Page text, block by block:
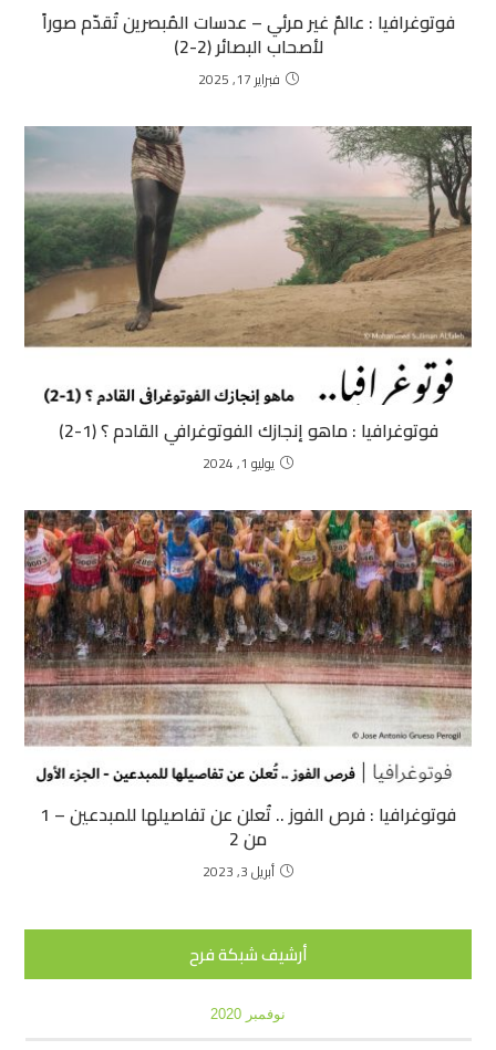
فوتوغرافيا : عالمٌ غير مرئي – عدسات المُبصرين تُقدّم صوراً
لأصحاب البصائر (2-2)
فبراير 17, 2025
فوتوغرافيا : ماهو إنجازك الفوتوغرافي القادم ؟ (1-2)
يوليو 1, 2024
فوتوغرافيا : فرص الفوز .. تُعلن عن تفاصيلها للمبدعين – 1
من 2
أبريل 3, 2023
أرشيف شبكة فرح
نوفمبر 2020